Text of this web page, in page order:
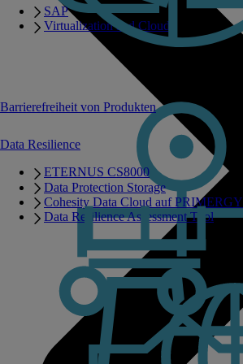
SAP
Virtualization and Cloud
Data Resilience
ETERNUS CS8000
Data Protection Storage
Cohesity Data Cloud auf PRIMERGY
Data Resilience Assessment Tool
Barrierefreiheit von Produkten